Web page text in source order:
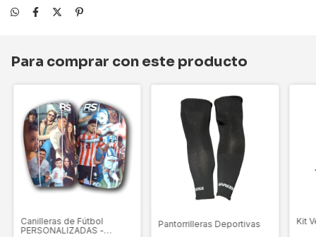
Para comprar con este producto
Canilleras de Fútbol
PERSONALIZADAS -
Pantorrilleras Deportivas Kit